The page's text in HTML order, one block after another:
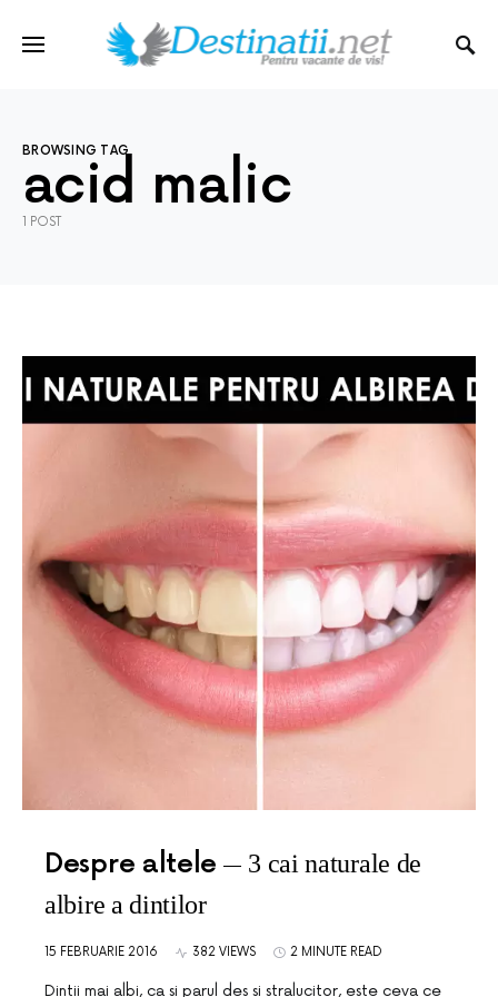
BROWSING TAG
acid malic
1 POST
Despre altele
3 cai naturale de
albire a dintilor
15 FEBRUARIE 2016 382 VIEWS 2 MINUTE READ
Dintii mai albi, ca si parul des si stralucitor, este ceva ce